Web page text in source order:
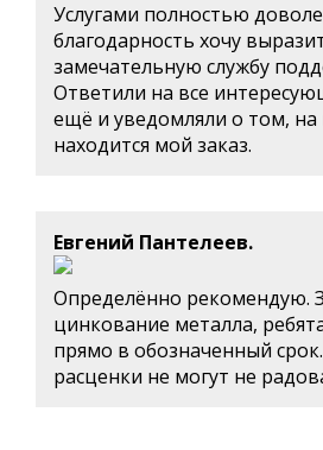
Услугами полностью
благодарность хочу
замечательную службу
Ответили на все
ещё и уведомляли о том, на
находится мой заказ.
Евгений Пантелеев.
Определённо рекомендую.
цинкование металла,
прямо в обозначенный
расценки не могут не